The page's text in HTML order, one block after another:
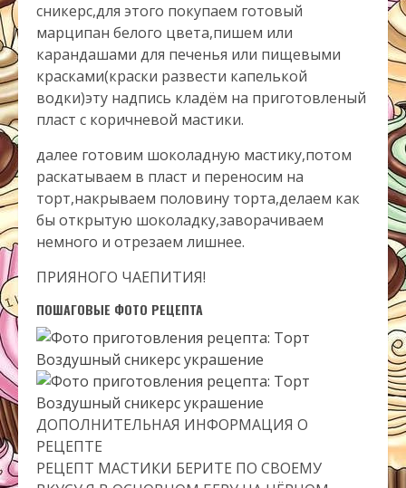
сникерс,для этого покупаем готовый
марципан белого цвета,пишем или
карандашами для печенья или пищевыми
красками(краски развести капелькой
водки)эту надпись кладём на приготовленый
пласт с коричневой мастики.
далее готовим шоколадную мастику,потом
раскатываем в пласт и переносим на
торт,накрываем половину торта,делаем как
бы открытую шоколадку,заворачиваем
немного и отрезаем лишнее.
ПРИЯНОГО ЧАЕПИТИЯ!
ПОШАГОВЫЕ ФОТО РЕЦЕПТА
ДОПОЛНИТЕЛЬНАЯ ИНФОРМАЦИЯ О
РЕЦЕПТЕ
РЕЦЕПТ МАСТИКИ БЕРИТЕ ПО СВОЕМУ